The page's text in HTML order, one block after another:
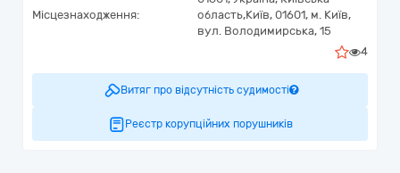
Місцезнаходження:
область,Київ, 01601, м. Київ,
вул. Володимирська, 15
4
Витяг про відсутність судимості
Реєстр корупційних порушників